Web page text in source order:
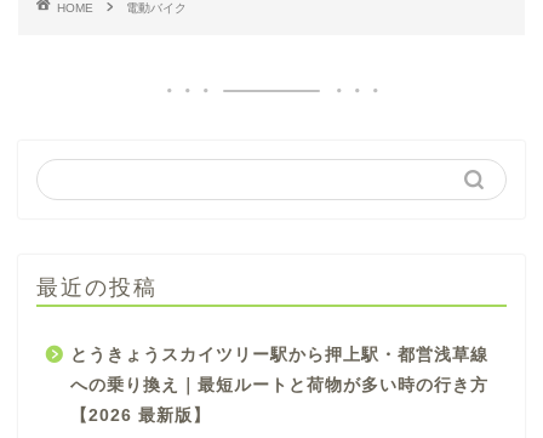
HOME 電動バイク
最近の投稿
とうきょうスカイツリー駅から押上駅・都営浅草線
への乗り換え｜最短ルートと荷物が多い時の行き方
【2026 最新版】